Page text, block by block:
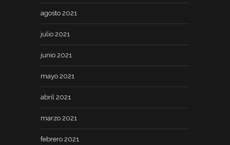
agosto 2021
julio 2021
junio 2021
mayo 2021
abril 2021
marzo 2021
febrero 2021